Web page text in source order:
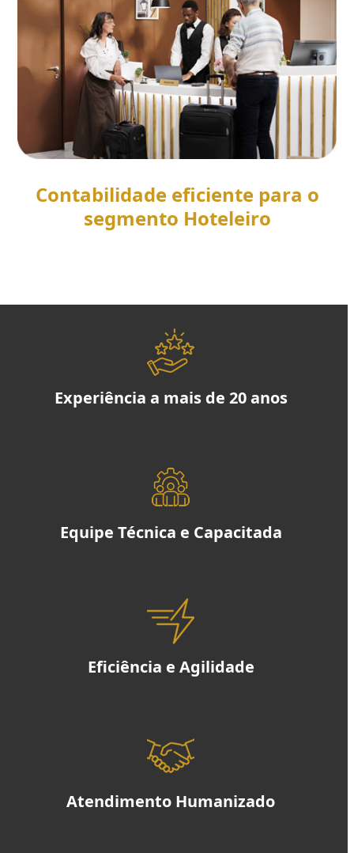
Contabilidade eficiente para o
segmento Hoteleiro
Experiência a mais de 20 anos
Equipe Técnica e Capacitada
Eficiência e Agilidade
Atendimento Humanizado